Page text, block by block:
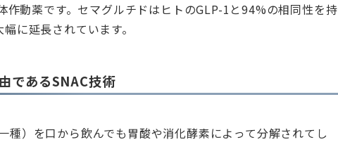
作動薬です。セマグルチドはヒトのGLP-1と94%の相同性を持
に延長されています。
であるSNAC技術
種）を口から飲んでも胃酸や消化酵素によって分解されてし